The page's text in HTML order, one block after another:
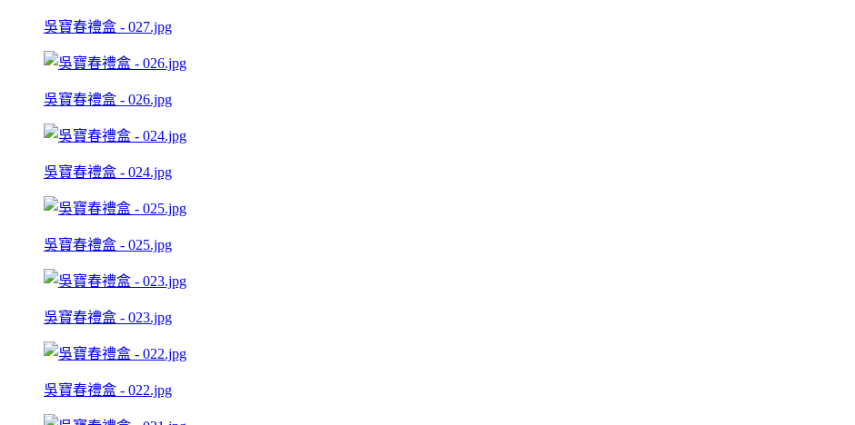
吳寶春禮盒 - 027.jpg
吳寶春禮盒 - 026.jpg
吳寶春禮盒 - 024.jpg
吳寶春禮盒 - 025.jpg
吳寶春禮盒 - 023.jpg
吳寶春禮盒 - 022.jpg